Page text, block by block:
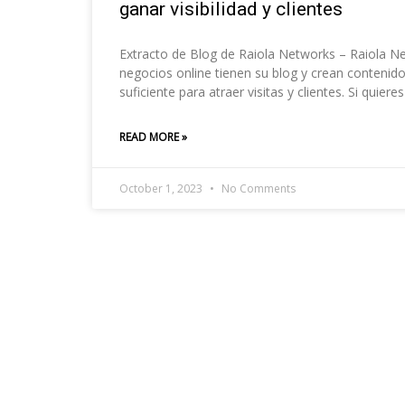
ganar visibilidad y clientes
Extracto de Blog de Raiola Networks – Raiola
negocios online tienen su blog y crean
suficiente para atraer visitas y clientes. Si
READ MORE »
October 1, 2023 No Comments